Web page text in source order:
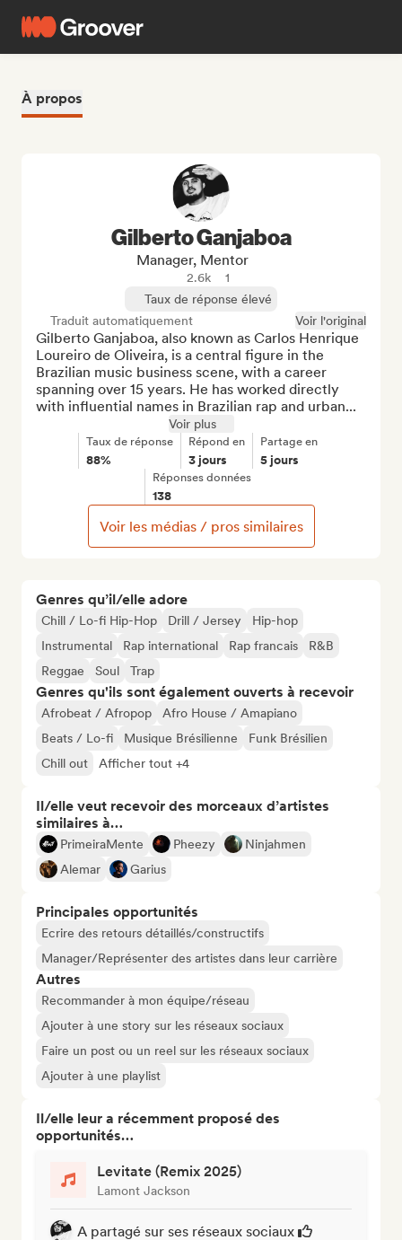
À propos
Genres qu’il/elle adore
Chill / Lo-fi Hip-Hop Drill / Jersey
Hip-hop
Instrumental
Rap international Rap francais
R&B
Reggae
Soul Trap
Genres qu'ils sont également ouverts à recevoir
Afrobeat / Afropop
Afro House / Amapiano
Beats / Lo-fi
Musique Brésilienne
Funk Brésilien
Chill out
Afficher tout +4
Il/elle veut recevoir des morceaux d’artistes
similaires à…
PrimeiraMente Pheezy
Ninjahmen
Alemar
Garius
Principales opportunités
Ecrire des retours détaillés/constructifs
Manager/Représenter des artistes dans leur carrière
Autres
Recommander à mon équipe/réseau
Ajouter à une story sur les réseaux sociaux
Faire un post ou un reel sur les réseaux sociaux
Ajouter à une playlist
Il/elle leur a récemment proposé des
opportunités…
Levitate (Remix 2025)
Lamont Jackson
A partagé sur ses réseaux sociaux
Gilberto Ganjaboa
Manager, Mentor
2.6k
1
Taux de réponse élevé
Traduit automatiquement
Voir l'original
Gilberto Ganjaboa, also known as Carlos Henrique
Loureiro de Oliveira, is a central figure in the
Brazilian music business scene, with a career
spanning over 15 years. He has worked directly
with influential names in Brazilian rap and urban...
Voir plus
Taux de réponse
88%
Répond en
3 jours
Partage en
5 jours
Réponses données
138
Voir les médias / pros similaires